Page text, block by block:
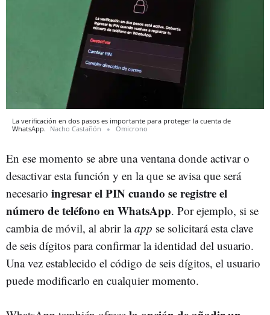
La verificación en dos pasos es importante para proteger la cuenta de
WhatsApp. Nacho Castañón Omicrono
En ese momento se abre una ventana donde activar o
desactivar esta función y en la que se avisa que será
necesario ingresar el PIN cuando se registre el
número de teléfono en WhatsApp. Por ejemplo, si se
cambia de móvil, al abrir laapp se solicitará esta clave
de seis dígitos para confirmar la identidad del usuario.
Una vez establecido el código de seis dígitos, el usuario
puede modificarlo en cualquier momento.